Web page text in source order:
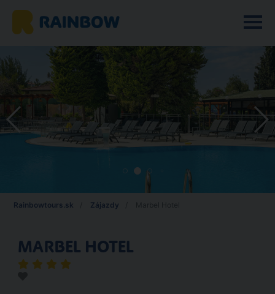
Rainbowtours.sk Zájazdy
MARBEL HOTEL